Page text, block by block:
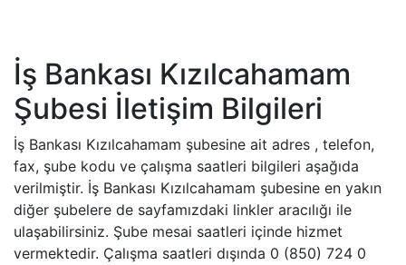
İş Bankası Kızılcahamam
Şubesi İletişim Bilgileri
İş Bankası Kızılcahamam şubesine ait adres , telefon,
fax, şube kodu ve çalışma saatleri bilgileri aşağıda
verilmiştir. İş Bankası Kızılcahamam şubesine en yakın
diğer şubelere de sayfamızdaki linkler aracılığı ile
ulaşabilirsiniz. Şube mesai saatleri içinde hizmet
vermektedir. Çalışma saatleri dışında 0 (850) 724 0